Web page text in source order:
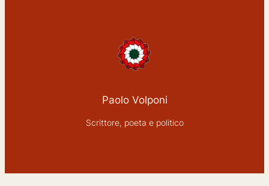
Paolo Volponi
Scrittore, poeta e politico